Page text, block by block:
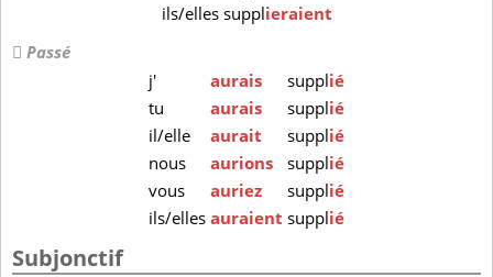
ils/elles supplieraient
Passé
j'
aurais supplié
tu
aurais supplié
il/elle
aurait supplié
nous
aurions supplié
vous
auriez supplié
ils/ellesauraient supplié
Subjonctif